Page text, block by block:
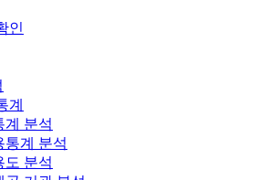
인
계
계 분석
통계 분석
도 분석